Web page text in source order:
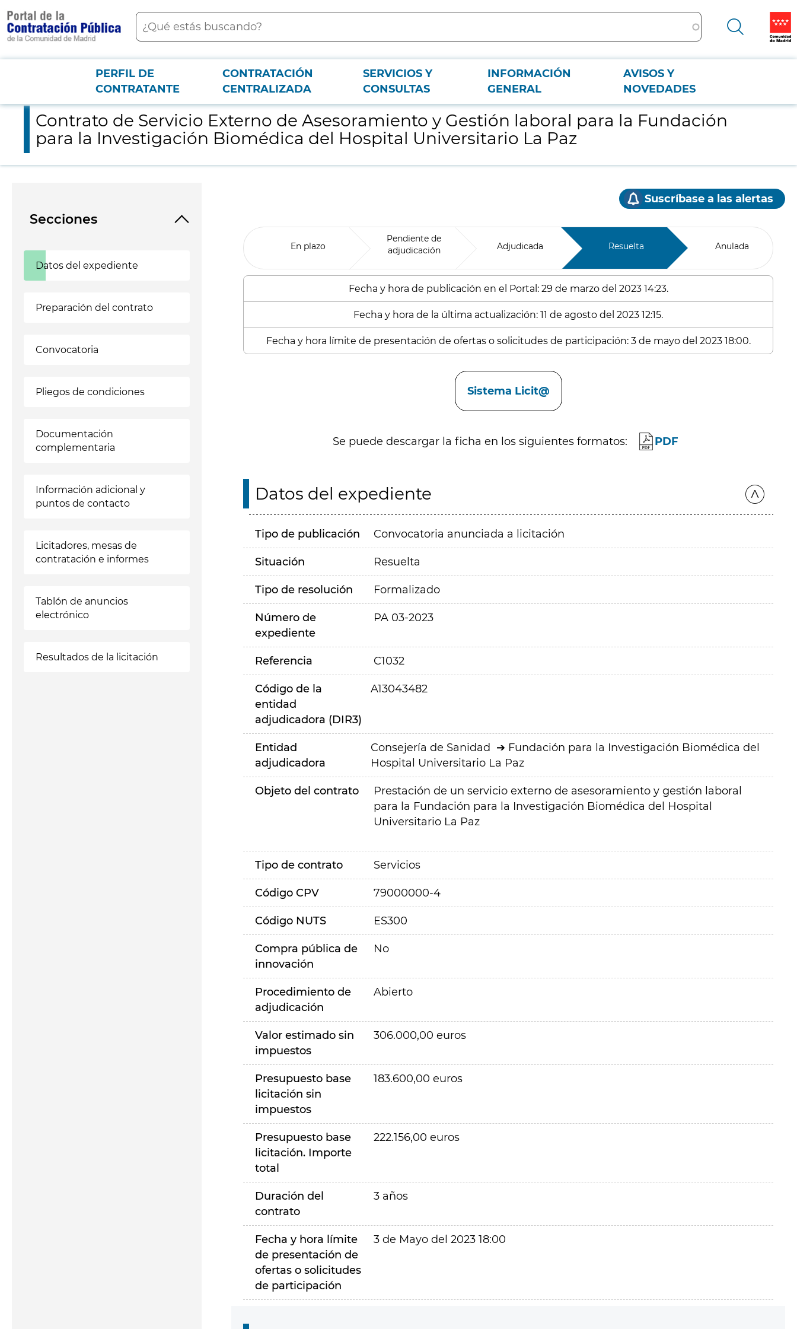
contenido
principal
Buscar
Menú PCON
PERFIL DE
CONTRATANTE
CONTRATACIÓN
CENTRALIZADA
SERVICIOS Y
CONSULTAS
INFORMACIÓN
GENERAL
AVISOS Y
NOVEDADES
Contrato de Servicio Externo de Asesoramiento y Gestión laboral para la Fundación para la Investigación Biomédica del Hospital Universitario La Paz
Contrato de Servicio Externo de Asesoramiento y Gestión laboral para la Fundación
para la Investigación Biomédica del Hospital Universitario La Paz
Secciones
Datos del expediente
Preparación del contrato
Convocatoria
Pliegos de condiciones
Documentación
complementaria
Información adicional y
puntos de contacto
Licitadores, mesas de
contratación e informes
Tablón de anuncios
electrónico
Resultados de la licitación
Suscríbase a las alertas
En plazo
Pendiente de
adjudicación
Adjudicada Resuelta Anulada
Fecha y hora de publicación en el Portal: 29 de marzo del 2023 14:23.
Fecha y hora de la última actualización: 11 de agosto del 2023 12:15.
Fecha y hora límite de presentación de ofertas o solicitudes de participación: 3 de mayo del 2023 18:00.
Sistema Licit@
Se puede descargar la ficha en los siguientes formatos: PDF
Datos del expediente
Tipo de publicación Convocatoria anunciada a licitación
Situación Resuelta
Tipo de resolución Formalizado
Número de
expediente
PA 03-2023
Referencia C1032
Código de la
entidad
adjudicadora (DIR3)
A13043482
Entidad
adjudicadora
Consejería de Sanidad
Fundación para la Investigación Biomédica del
Hospital Universitario La Paz
Objeto del contrato
Prestación de un servicio externo de asesoramiento y gestión laboral
para la Fundación para la Investigación Biomédica del Hospital
Universitario La Paz
Tipo de contrato Servicios
Código CPV 79000000-4
Código NUTS ES300
Compra pública de
innovación
No
Procedimiento de
adjudicación
Abierto
Valor estimado sin
impuestos
306.000,00 euros
Presupuesto base
licitación sin
impuestos
183.600,00 euros
Presupuesto base
licitación. Importe
total
222.156,00 euros
Duración del
contrato
3 años
Fecha y hora límite
de presentación de
ofertas o solicitudes
de participación
3 de Mayo del 2023 18:00